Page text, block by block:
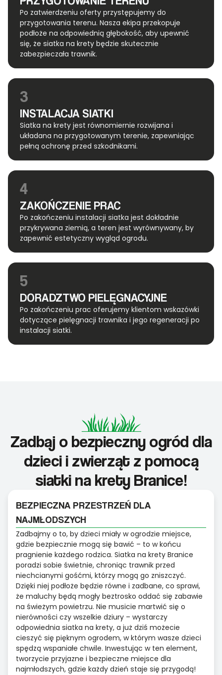
Po zatwierdzeniu oferty przystępujemy do
przygotowania terenu. Nasza ekipa przekopuje
podłoże na odpowiednią głębokość, aby upewnić
się, że siatka na krety będzie skutecznie
zabezpieczała trawnik.
3
INSTALACJA SIATKI
Siatka na krety jest równomiernie rozwijana i
układana na przygotowanym terenie, zapewniając
pełną ochronę przed szkodnikami.
4
ZAKOŃCZENIE PRAC
Po zakończeniu instalacji siatka jest dokładnie
przykrywana ziemią, a teren jest wyrównywany, by
zapewnić estetyczny wygląd ogrodu.
5
DORADZTWO PIELĘGNACYJNE
Po zakończeniu prac oferujemy klientom wskazówki
dotyczące pielęgnacji trawnika i jego regeneracji po
instalacji siatki.
Zadbaj o bezpieczny ogród dla
dzieci i zwierząt z pomocą
siatki na krety Branice!
BEZPIECZNA PRZESTRZEŃ DLA
NAJMŁODSZYCH
Zadbajmy o to, by dzieci miały w ogrodzie miejsce,
gdzie bezpiecznie mogą się bawić – to w końcu
pragnienie każdego rodzica. Siatka na krety Branice
poradzi sobie świetnie, chroniąc trawnik przed
niechcianymi gośćmi, którzy mogą go zniszczyć.
Dzięki niej podłoże będzie równe i zadbane, co sprawi,
że maluchy będą mogły beztrosko oddać się zabawie
na świeżym powietrzu. Nie musicie martwić się o
nierówności czy wszelkie dziury – wystarczy
odpowiednia siatka na krety, a już dziś możecie
cieszyć się pięknym ogrodem, w którym wasze dzieci
spędzą wspaniałe chwile. Inwestując w ten element,
tworzycie przyjazne i bezpieczne miejsce dla
najmłodszych, gdzie każdy dzień staje się przygodą!